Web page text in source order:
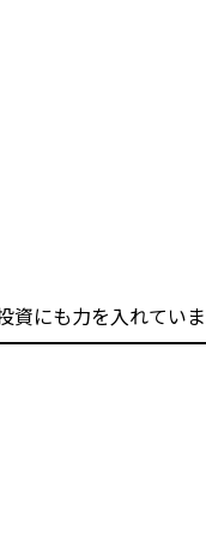
資にも力を入れてい